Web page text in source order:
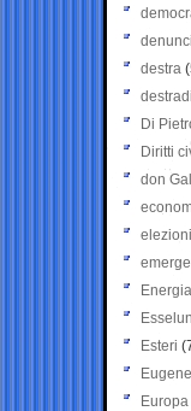
destra
Di
Diritti
don
elezioni
Energia
Esteri
Europa